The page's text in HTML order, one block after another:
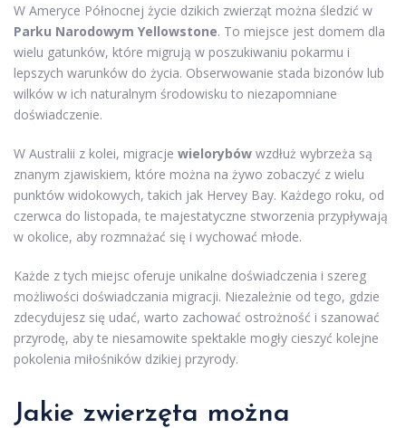
W Ameryce Północnej życie dzikich zwierząt można śledzić w
Parku Narodowym Yellowstone. To miejsce jest domem dla
wielu gatunków, które migrują w poszukiwaniu pokarmu i
lepszych warunków do życia. Obserwowanie stada bizonów lub
wilków w ich naturalnym środowisku to niezapomniane
doświadczenie.
W Australii z kolei, migracje wielorybów wzdłuż wybrzeża są
znanym zjawiskiem, które można na żywo zobaczyć z wielu
punktów widokowych, takich jak Hervey Bay. Każdego roku, od
czerwca do listopada, te majestatyczne stworzenia przypływają
w okolice, aby rozmnażać się i wychować młode.
Każde z tych miejsc oferuje unikalne doświadczenia i szereg
możliwości doświadczania migracji. Niezależnie od tego, gdzie
zdecydujesz się udać, warto zachować ostrożność i szanować
przyrodę, aby te niesamowite spektakle mogły cieszyć kolejne
pokolenia miłośników dzikiej przyrody.
Jakie zwierzęta można